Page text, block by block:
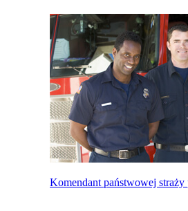
Komendant państwowej straży